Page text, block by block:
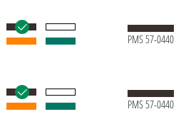
PMS 57-0440
PMS 57-0440